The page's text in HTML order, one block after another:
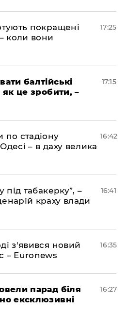
покращені
коли вони
17:25
балтійські
як це зробити, –
17:15
по стадіону
– в даху велика
16:42
під табакерку”, –
краху влади
16:41
з'явився новий
– Euronews
16:35
парад біля
ексклюзивні
16:27